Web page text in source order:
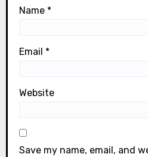
Name *
Email *
Website
Save my name, email, and